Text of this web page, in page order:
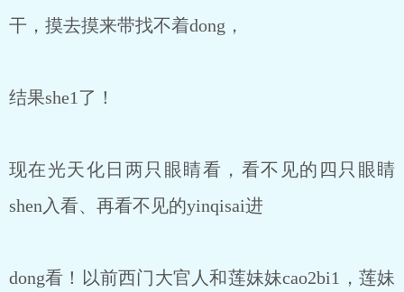
干，摸去摸来带找不着dong，
结果she1了！
现在光天化日两只眼睛看，看不见的四只眼睛
shen入看、再看不见的yinqisai进
dong看！以前西门大官人和莲妹妹cao2bi1，莲妹